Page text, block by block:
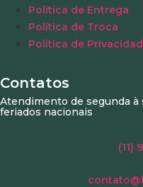
Política de Entrega
Política de Troca
Política de
Contatos
Atendimento de segunda à
feriados nacionais
(11)